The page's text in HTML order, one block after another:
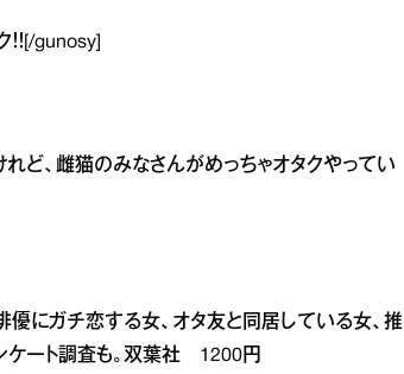
！！[/gunosy]
ど、雌猫のみなさんがめっちゃオタクやってい
にガチ恋する女、オタ友と同居している女、推
ケート調査も。双葉社 1200円